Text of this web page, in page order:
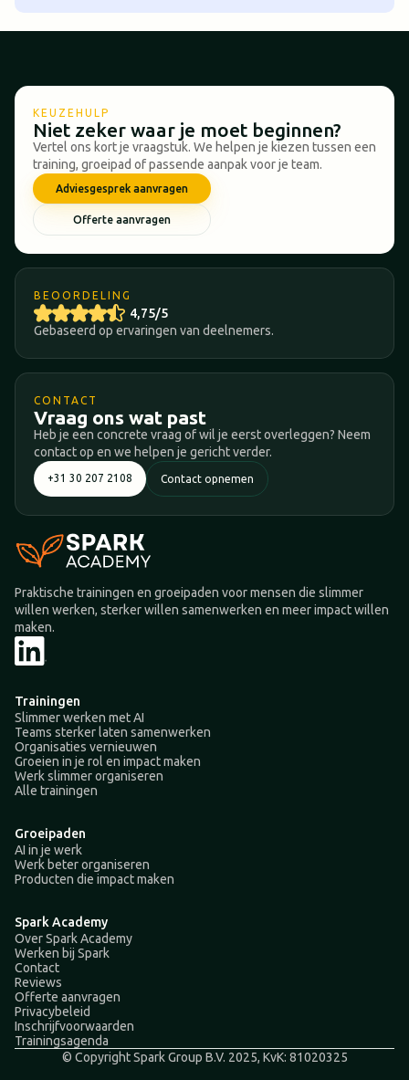
KEUZEHULP
Niet zeker waar je moet beginnen?
Vertel ons kort je vraagstuk. We helpen je kiezen tussen een
training, groeipad of passende aanpak voor je team.
Adviesgesprek aanvragen
Offerte aanvragen
BEOORDELING
4,75/5
Gebaseerd op ervaringen van deelnemers.
CONTACT
Vraag ons wat past
Heb je een concrete vraag of wil je eerst overleggen? Neem
contact op en we helpen je gericht verder.
+31 30 207 2108 Contact opnemen
Praktische trainingen en groeipaden voor mensen die slimmer
willen werken, sterker willen samenwerken en meer impact willen
maken.
Trainingen
Slimmer werken met AI
Teams sterker laten samenwerken
Organisaties vernieuwen
Groeien in je rol en impact maken
Werk slimmer organiseren
Alle trainingen
Groeipaden
AI in je werk
Werk beter organiseren
Producten die impact maken
Spark Academy
Over Spark Academy
Werken bij Spark
Contact
Reviews
Offerte aanvragen
Privacybeleid
Inschrijfvoorwaarden
Trainingsagenda
© Copyright Spark Group B.V. 2025, KvK: 81020325